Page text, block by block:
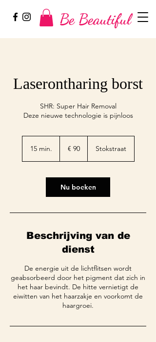
Be Beautiful
Laserontharing borst
SHR: Super Hair Removal
Deze nieuwe technologie is pijnloos
15 min.
i
.
€ 90 Stokstraat
Nu boeken
Beschrijving van de
dienst
De energie uit de lichtflitsen wordt
geabsorbeerd door het pigment dat zich in
het haar bevindt. De hitte vernietigt de
eiwitten van het haarzakje en voorkomt de